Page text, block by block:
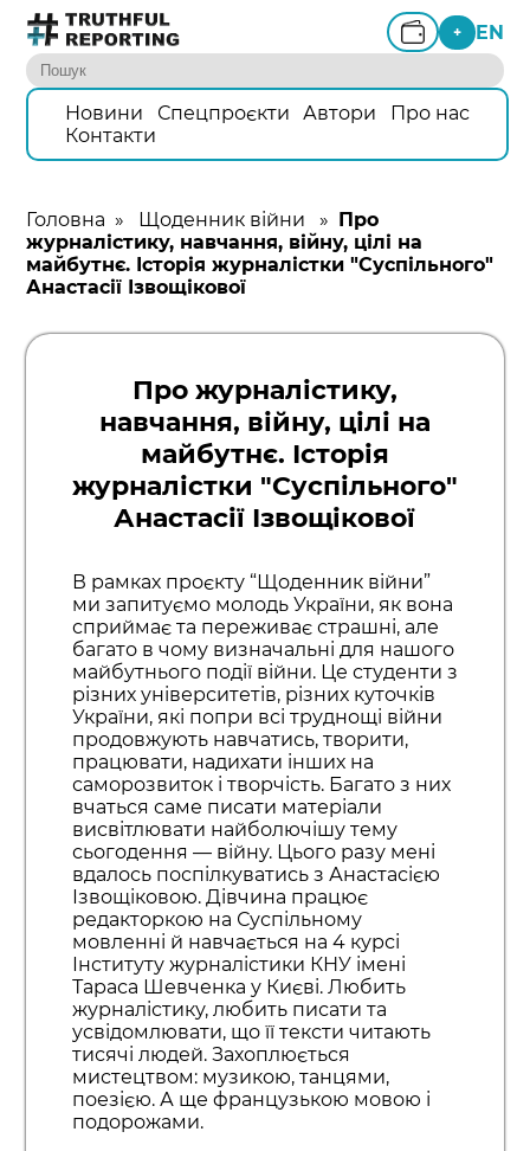
+ EN
Новини Спецпроєкти Автори
Про нас
Контакти
Головна » Щоденник війни » Про
журналістику, навчання, війну, цілі на
майбутнє. Історія журналістки "Суспільного"
Анастасії Ізвощікової
Про журналістику,
навчання, війну, цілі на
майбутнє. Історія
журналістки "Суспільного"
Анастасії Ізвощікової
В рамках проєкту “Щоденник війни”
ми запитуємо молодь України, як вона
сприймає та переживає страшні, але
багато в чому визначальні для нашого
майбутнього події війни. Це студенти з
різних університетів, різних куточків
України, які попри всі труднощі війни
продовжують навчатись, творити,
працювати, надихати інших на
саморозвиток і творчість. Багато з них
вчаться саме писати матеріали
висвітлювати найболючішу тему
сьогодення — війну. Цього разу мені
вдалось поспілкуватись з Анастасією
Ізвощіковою. Дівчина працює
редакторкою на Суспільному
мовленні й навчається на 4 курсі
Інституту журналістики КНУ імені
Тараса Шевченка у Києві. Любить
журналістику, любить писати та
усвідомлювати, що її тексти читають
тисячі людей. Захоплюється
мистецтвом: музикою, танцями,
поезією. А ще французькою мовою і
подорожами.